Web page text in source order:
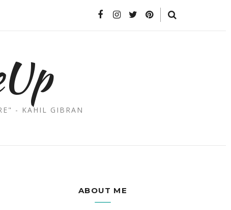
- KAHIL GIBRAN
ABOUT ME